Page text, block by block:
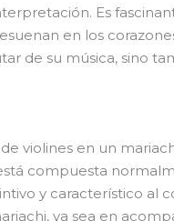
Es
en los
de su música, sino
violines en un
compuesta
y característico al
ya sea en